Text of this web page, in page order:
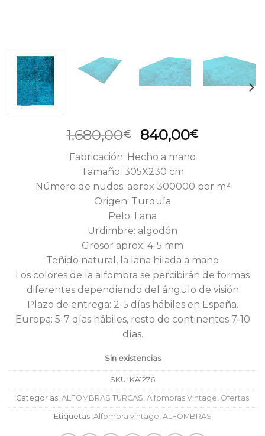
1.680,00€
El
precio
original
era:
1.680,00€.
840,00€El
840,00€.
Fabricación: Hecho a mano
Tamaño: 305X230 cm
Número de nudos: aprox 300000 por m²
Origen: Turquía
Pelo: Lana
Urdimbre: algodón
Grosor aprox: 4-5 mm
Teñido natural, la lana hilada a mano
Los colores de la alfombra se percibirán de formas
diferentes dependiendo del ángulo de visión
Plazo de entrega: 2-5 días hábiles en España.
Europa: 5-7 días hábiles, resto de continentes 7-10
días.
Sin existencias
SKU: KA1276
Categorías: ALFOMBRAS TURCAS, Alfombras Vintage, Ofertas
Etiquetas: Alfombra vintage, ALFOMBRAS